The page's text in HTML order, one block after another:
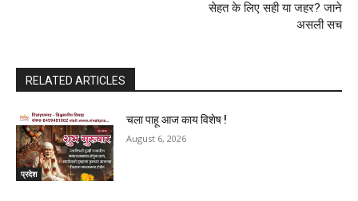
सेहत के लिए सही या जहर? जाने
असली सच
RELATED ARTICLES
प्रदेश
चला पाहू आज काय विशेष !
August 6, 2026